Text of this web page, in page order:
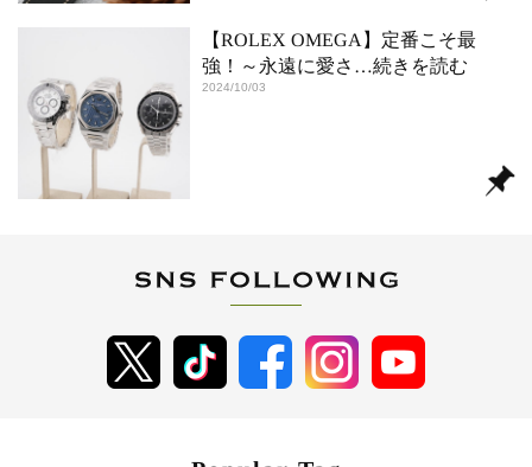
【ROLEX OMEGA】定番こそ最
強！～永遠に愛さ …続きを読む
2024/10/03